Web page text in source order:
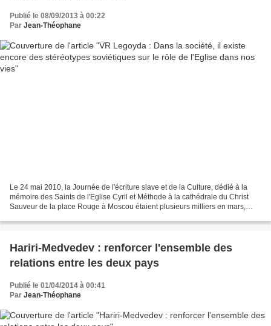
Publié le 08/09/2013 à 00:22
Par Jean-Théophane
Le 24 mai 2010, la Journée de l'écriture slave et de la Culture, dédié à la
mémoire des Saints de l'Eglise Cyril et Méthode à la cathédrale du Christ
Sauveur de la place Rouge à Moscou étaient plusieurs milliers en mars,
Hariri-Medvedev : renforcer l'ensemble des
relations entre les deux pays
Publié le 01/04/2014 à 00:41
Par Jean-Théophane